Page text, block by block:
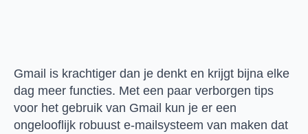
Gmail is krachtiger dan je denkt en krijgt bijna elke
dag meer functies. Met een paar verborgen tips
voor het gebruik van Gmail kun je er een
ongelooflijk robuust e-mailsysteem van maken dat